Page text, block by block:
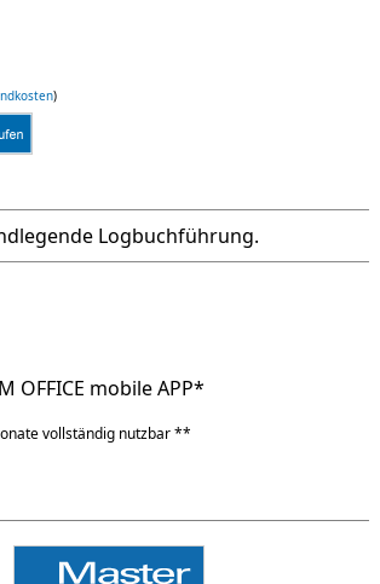
)
Logbuchführung.
OFFICE mobile APP*
vollständig nutzbar **